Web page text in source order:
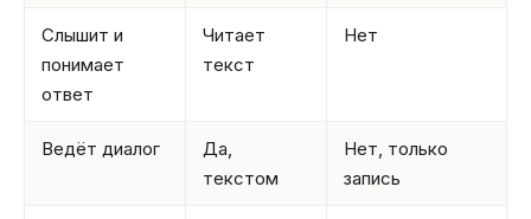
Слышит и
понимает
ответ
Читает
текст
Нет
Ведёт диалог
Да,
текстом
Нет, только
запись